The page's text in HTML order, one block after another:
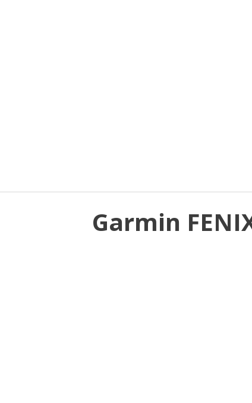
Garmin